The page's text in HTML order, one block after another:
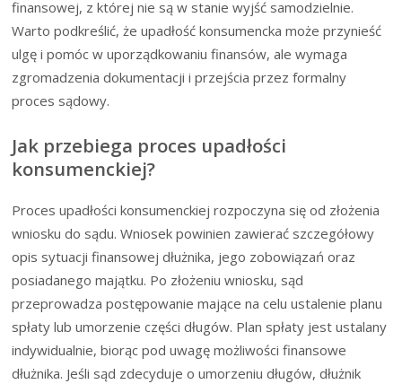
finansowej, z której nie są w stanie wyjść samodzielnie.
Warto podkreślić, że upadłość konsumencka może przynieść
ulgę i pomóc w uporządkowaniu finansów, ale wymaga
zgromadzenia dokumentacji i przejścia przez formalny
proces sądowy.
Jak przebiega proces upadłości
konsumenckiej?
Proces upadłości konsumenckiej rozpoczyna się od złożenia
wniosku do sądu. Wniosek powinien zawierać szczegółowy
opis sytuacji finansowej dłużnika, jego zobowiązań oraz
posiadanego majątku. Po złożeniu wniosku, sąd
przeprowadza postępowanie mające na celu ustalenie planu
spłaty lub umorzenie części długów. Plan spłaty jest ustalany
indywidualnie, biorąc pod uwagę możliwości finansowe
dłużnika. Jeśli sąd zdecyduje o umorzeniu długów, dłużnik